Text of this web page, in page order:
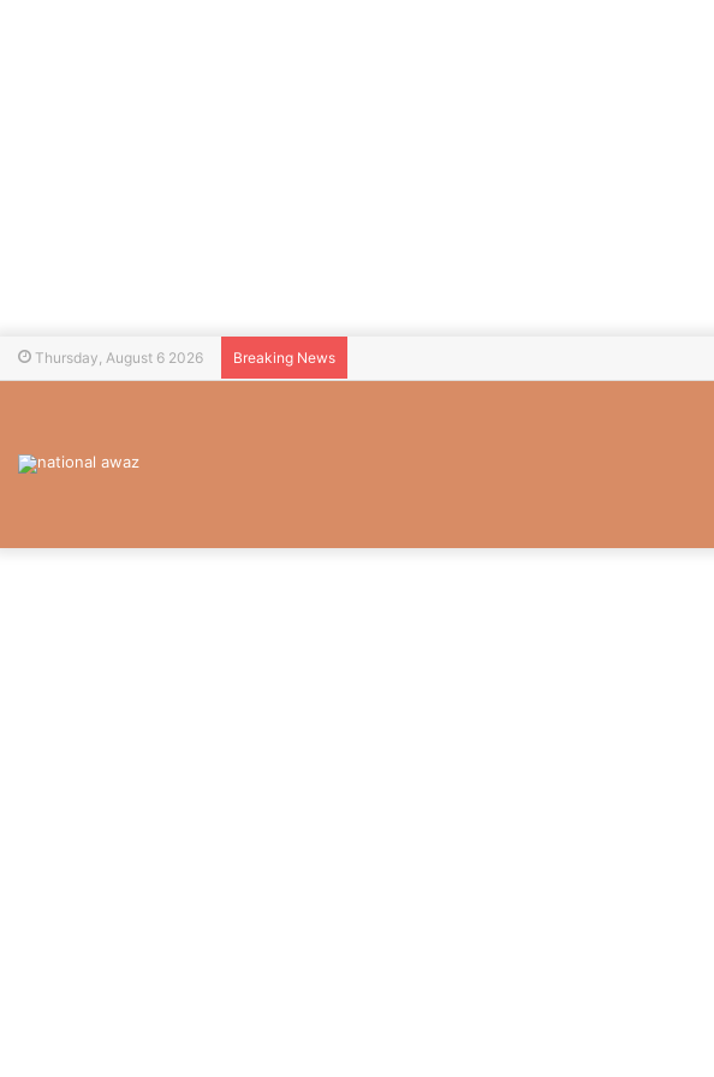
Thursday, August 6 2026 Breaking News